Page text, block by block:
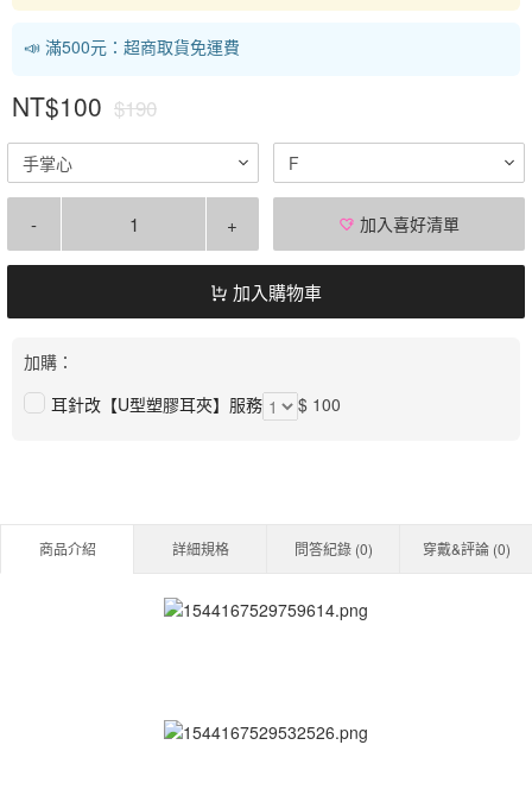
📣 滿500元：超商取貨免運費
NT$100 $190
手掌心 F
- + 加入喜好清單
加入購物車
加購：
耳針改【U型塑膠耳夾】服務
$ 100
商品介紹 詳細規格 問答紀錄 (0) 穿戴&評論 (0)